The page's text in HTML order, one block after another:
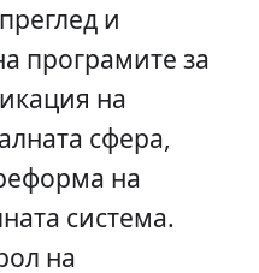
и
програмите за
на
сфера,
на
система.
на